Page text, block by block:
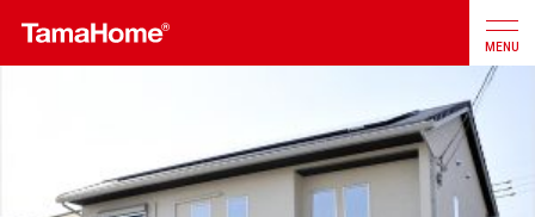
カタログ お問合せ
MENU